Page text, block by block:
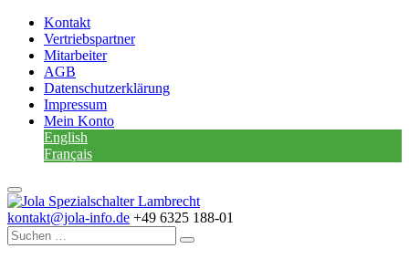
Kontakt
Vertriebspartner
Mitarbeiter
AGB
Datenschutzerklärung
Impressum
Mein Konto
English
Français
kontakt@jola-info.de +49 6325 188-01